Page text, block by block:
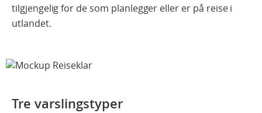
tilgjengelig for de som planlegger eller er på reise i
utlandet.
Tre varslingstyper